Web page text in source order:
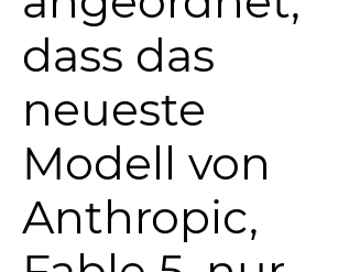
dass das
neueste
Modell von
Anthropic,